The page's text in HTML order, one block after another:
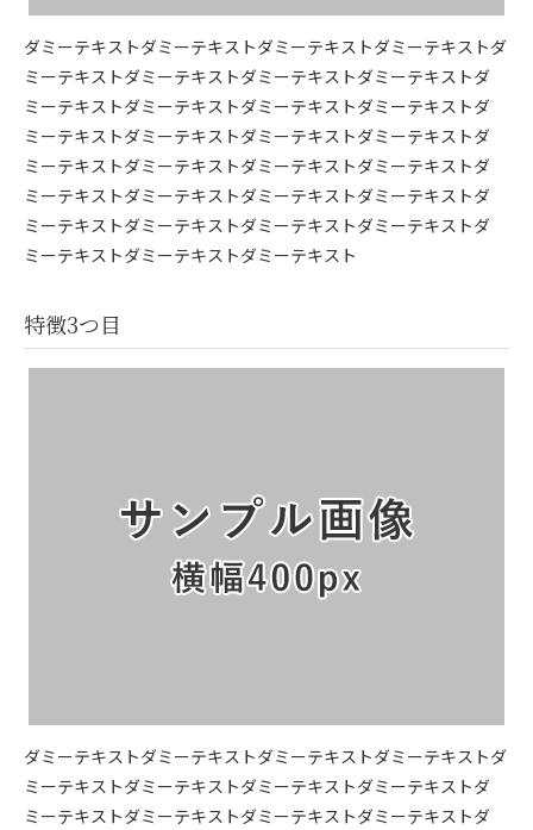
ダミーテキストダミーテキストダミーテキストダミーテキストダ
ミーテキストダミーテキストダミーテキストダミーテキストダ
ミーテキストダミーテキストダミーテキストダミーテキストダ
ミーテキストダミーテキストダミーテキストダミーテキストダ
ミーテキストダミーテキストダミーテキストダミーテキストダ
ミーテキストダミーテキストダミーテキストダミーテキストダ
ミーテキストダミーテキストダミーテキストダミーテキストダ
ミーテキストダミーテキストダミーテキスト
特徴3つ目
ダミーテキストダミーテキストダミーテキストダミーテキストダ
ミーテキストダミーテキストダミーテキストダミーテキストダ
ミーテキストダミーテキストダミーテキストダミーテキストダ